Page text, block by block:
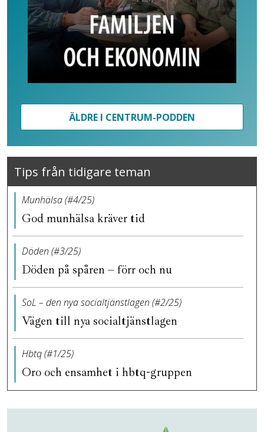
ÄLDRE I CENTRUM-PODDEN
Tips från tidigare teman
Munhälsa (#4/25)
God munhälsa kräver tid
Döden (#3/25)
Döden på spåren – förr och nu
SoL – den nya socialtjänstlagen (#2/25)
Vägen till nya socialtjänstlagen
Hbtq (#1/25)
Oro och ensamhet i hbtq-gruppen